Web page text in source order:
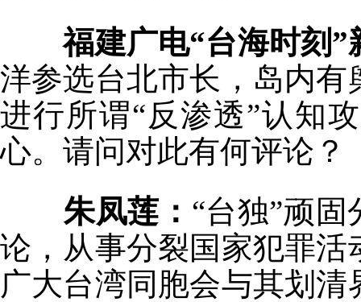
福建广电“台海时刻”
洋参选台北市长，岛内
进行所谓“反渗透”认知
心。请问对此有何评论？
朱凤莲： “台独”顽
论，从事分裂国家犯罪
广大台湾同胞会与其划